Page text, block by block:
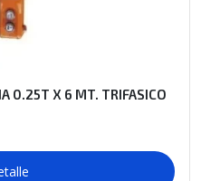
0.25T X 6 MT. TRIFASICO